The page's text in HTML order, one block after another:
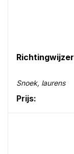
Richtingwijzer
Snoek, laurens
Prijs: